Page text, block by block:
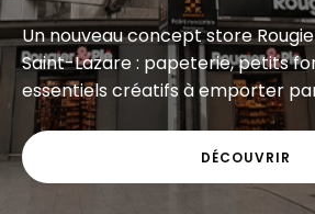
Un nouveau concept store
Saint-Lazare : papeterie, petits
essentiels créatifs à emporter
DÉCOUVRIR